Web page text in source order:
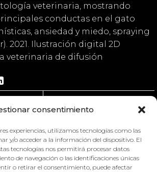
consentimiento
experiencias, utilizamos tecnologías como las
y/o acceder a la información del dispositivo. El
tecnologías nos permitirá procesar datos
de navegación o las identificaciones únicas
o retirar el consentimiento, puede afectar
veterinaria, mostrando
conductas en el gato
ansiedad y miedo, spraying
2021. Ilustración digital 2D
veterinaria de difusión
Conducta felina